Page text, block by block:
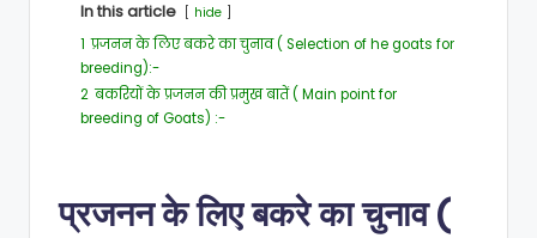
In this article hide
1 प्रजनन के लिए बकरे का चुनाव ( Selection of he goats for
breeding):-
2 बकरियों के प्रजनन की प्रमुख बातें ( Main point for
breeding of Goats) :-
प्रजनन के लिए बकरे का चुनाव (